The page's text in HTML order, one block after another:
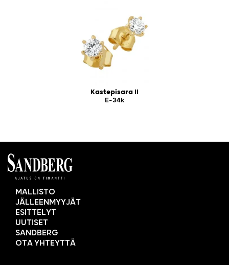
Kastepisara II
E-34k
MALLISTO
JÄLLEENMYYJÄT
ESITTELYT
UUTISET
SANDBERG
OTA YHTEYTTÄ